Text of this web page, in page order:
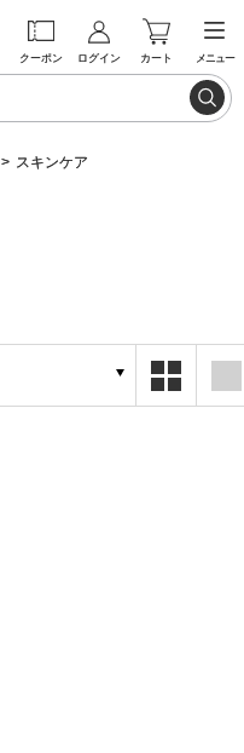
クーポン ログイン カート メニュー
スキンケア